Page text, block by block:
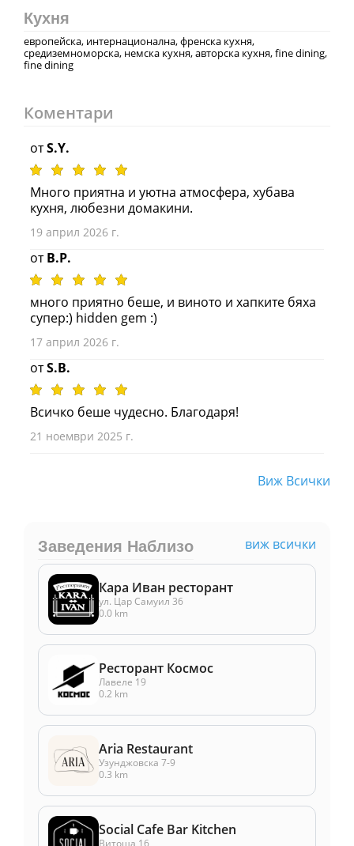
Кухня
европейска, интернационална, френска кухня,
средиземноморска, немска кухня, авторска кухня, fine dining,
fine dining
Коментари
отS.Y.
Много приятна и уютна атмосфера, хубава
кухня, любезни домакини.
19 април 2026 г.
отB.P.
много приятно беше, и виното и хапките бяха
супер:) hidden gem :)
17 април 2026 г.
отS.B.
Всичко беше чудесно. Благодаря!
21 ноември 2025 г.
Виж Всички
Заведения Наблизо виж всички
Кара Иван ресторант
ул. Цар Самуил 36
0.0 km
Ресторант Космос
Лавеле 19
0.2 km
Aria Restaurant
Узунджовска 7-9
0.3 km
Social Cafe Bar Kitchen
Витоша 16